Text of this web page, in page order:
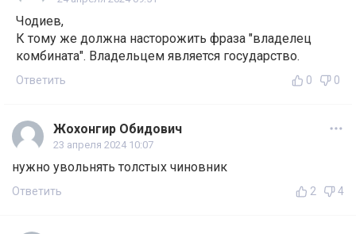
Чодиев,
К тому же должна насторожить фраза "владелец
комбината". Владельцем является государство.
Ответить 0 0
Жохонгир Обидович
23 апреля 2024 10:07
нужно увольнять толстых чиновник
Ответить 2 4